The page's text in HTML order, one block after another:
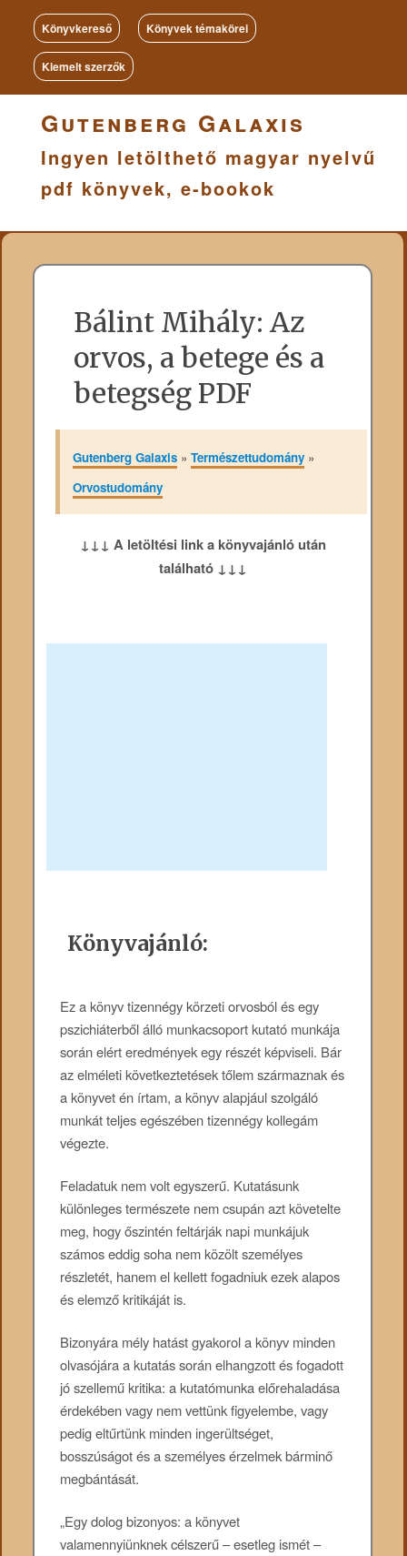
Könyvkereső Könyvek témakörei
Kiemelt szerzők
Gutenberg Galaxis
Ingyen letölthető magyar nyelvű
pdf könyvek, e-bookok
Bálint Mihály: Az
orvos, a betege és a
betegség PDF
Gutenberg Galaxis» Természettudomány»
Orvostudomány
↓↓↓ A letöltési link a könyvajánló után
található ↓↓↓
Könyvajánló:
Ez ​a könyv tizennégy körzeti orvosból és egy
pszichiáterből álló munkacsoport kutató munkája
során elért eredmények egy részét képviseli. Bár
az elméleti következtetések tőlem származnak és
a könyvet én írtam, a könyv alapjául szolgáló
munkát teljes egészében tizennégy kollegám
végezte.
Feladatuk nem volt egyszerű. Kutatásunk
különleges természete nem csupán azt követelte
meg, hogy őszintén feltárják napi munkájuk
számos eddig soha nem közölt személyes
részletét, hanem el kellett fogadniuk ezek alapos
és elemző kritikáját is.
Bizonyára mély hatást gyakorol a könyv minden
olvasójára a kutatás során elhangzott és fogadott
jó szellemű kritika: a kutatómunka előrehaladása
érdekében vagy nem vettünk figyelembe, vagy
pedig eltűrtünk minden ingerültséget,
bosszúságot és a személyes érzelmek bárminő
megbántását.
„Egy dolog bizonyos: a könyvet
valamennyiünknek célszerű – esetleg ismét –